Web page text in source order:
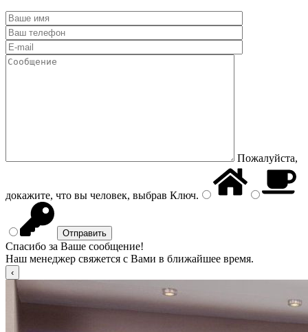
Пожалуйста,
докажите, что вы человек, выбрав Ключ.
Спасибо за Ваше сообщение!
Наш менеджер свяжется с Вами в ближайшее время.